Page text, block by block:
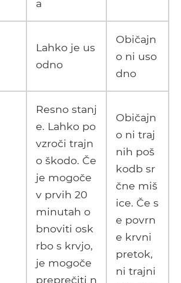
a
Lahko je us
odno
Običajn
o ni uso
dno
Resno stanj
e. Lahko po
vzroči trajn
o škodo. Če
je mogoče
v prvih 20
minutah o
bnoviti osk
rbo s krvjo,
je mogoče
preprečiti n
Običajn
o ni traj
nih poš
kodb sr
čne miš
ice. Če s
e povrn
e krvni
pretok,
ni trajni